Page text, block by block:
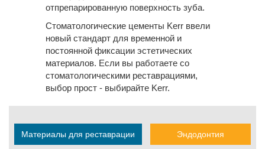
отпрепарированную поверхность зуба.
Стоматологические цементы Kerr ввели
новый стандарт для временной и
постоянной фиксации эстетических
материалов. Если вы работаете со
стоматологическими реставрациями,
выбор прост - выбирайте Kerr.
Материалы для реставрации Эндодонтия